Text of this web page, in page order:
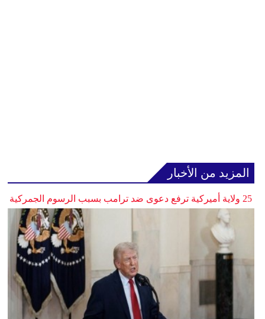
المزيد من الأخبار
25 ولاية أميركية ترفع دعوى ضد ترامب بسبب الرسوم الجمركية